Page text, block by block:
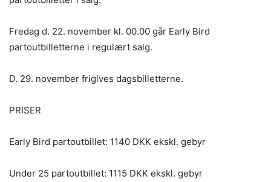
Fredag d. 22. november kl. 00.00 går Early Bird
partoutbilletterne i regulært salg.
D. 29. november frigives dagsbilletterne.
PRISER
Early Bird partoutbillet: 1140 DKK ekskl. gebyr
Under 25 partoutbillet: 1115 DKK ekskl. gebyr